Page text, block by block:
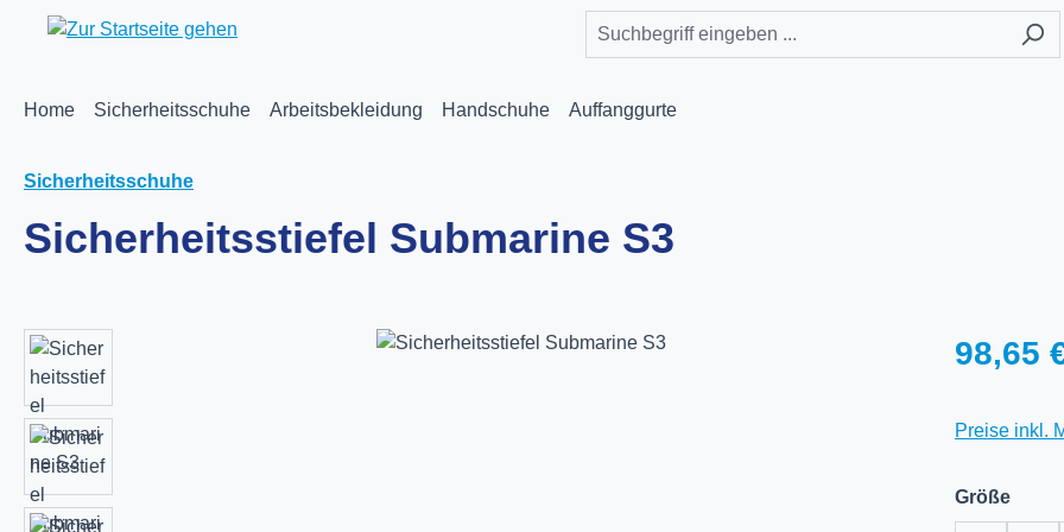
Hauptinhalt springen
Zur Suche springen
Zur Hauptnavigation springen
Home Sicherheitsschuhe Arbeitsbekleidung Handschuhe Auffanggurte
Sicherheitsschuhe
Sicherheitsstiefel Submarine S3
Bildergalerie überspringen Regulärer
98,65
Preise inkl.
Größe